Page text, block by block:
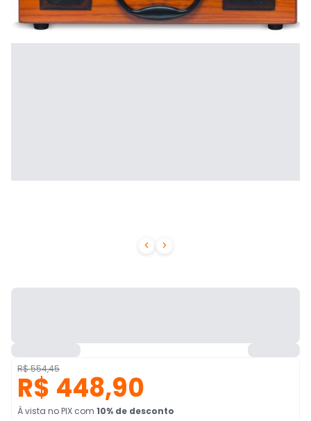
 
R$ 554,45
R$ 448,90
À vista no PIX com 10% de desconto